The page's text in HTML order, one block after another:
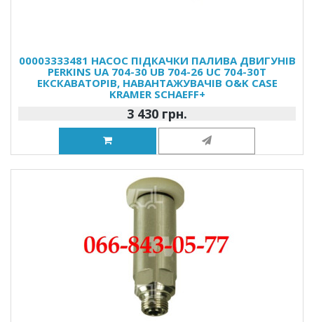
00003333481 НАСОС ПІДКАЧКИ ПАЛИВА ДВИГУНІВ
PERKINS UA 704-30 UB 704-26 UC 704-30T
ЕКСКАВАТОРІВ, НАВАНТАЖУВАЧІВ O&K CASE
KRAMER SCHAEFF+
3 430 грн.